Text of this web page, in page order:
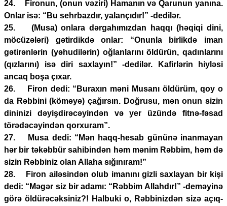
24. Fironun, (onun vəziri) Hamanın və Qarunun yanına.
Onlar isə: “Bu sehrbazdır, yalançıdır!” -dedilər.
25. (Musa) onlara dərgahımızdan haqqı (həqiqi dini,
möcüzələri) gətirdikdə onlar: “Onunla birlikdə iman
gətirənlərin (yəhudilərin) oğlanlarını öldürün, qadınlarını
(qızlarını) isə diri saxlayın!” -dedilər. Kafirlərin hiyləsi
ancaq boşa çıxar.
26. Firon dedi: “Buraxın məni Musanı öldürüm, qoy o
da Rəbbini (köməyə) çağırsın. Doğrusu, mən onun sizin
dininizi dəyişdirəcəyindən və yer üzündə fitnə-fəsad
törədəcəyindən qorxuram”.
27. Musa dedi: “Mən haqq-hesab gününə inanmayan
hər bir təkəbbür sahibindən həm mənim Rəbbim, həm də
sizin Rəbbiniz olan Allaha sığınıram!”
28. Firon ailəsindən olub imanını gizli saxlayan bir kişi
dedi: “Məgər siz bir adamı: “Rəbbim Allahdır!” -deməyinə
görə öldürəcəksiniz?! Halbuki o, Rəbbinizdən sizə açıq-